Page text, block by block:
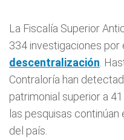
La Fiscalía Superior
334 investigaciones por
descentralización .
Contraloría han
patrimonial superior a
las pesquisas
del país.